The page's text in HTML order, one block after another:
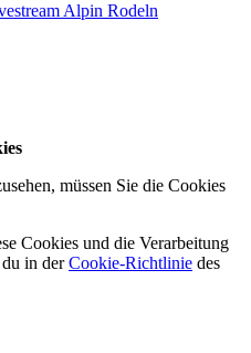
Alpin Rodeln
müssen Sie die Cookies
Cookies und die Verarbeitung
in derCookie-Richtlinie des